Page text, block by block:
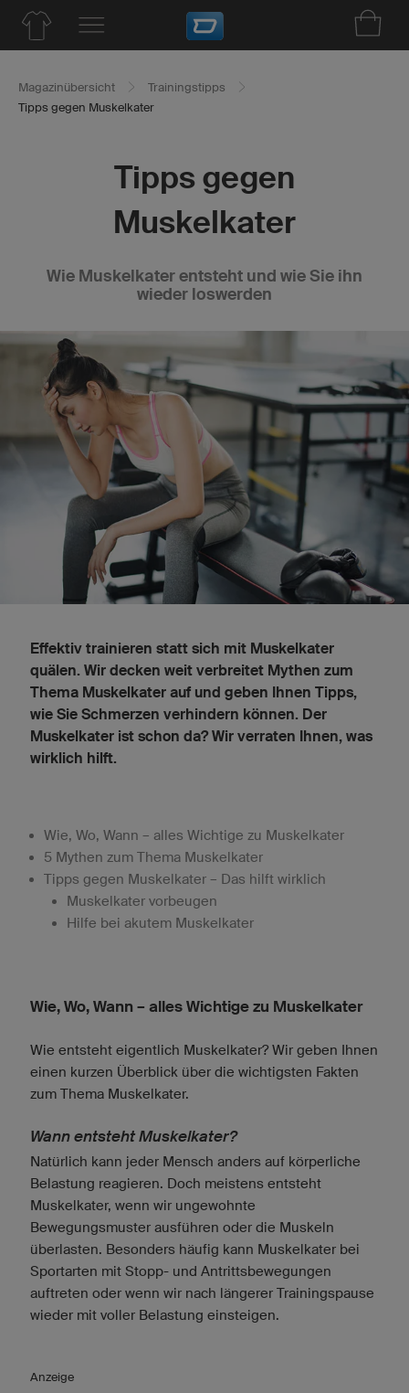
Magazinübersicht
Trainingstipps
Tipps gegen Muskelkater
Tipps gegen
Muskelkater
Wie Muskelkater entsteht und wie Sie ihn
wieder loswerden
Effektiv trainieren statt sich mit Muskelkater
quälen. Wir decken weit verbreitet Mythen zum
Thema Muskelkater auf und geben Ihnen Tipps,
wie Sie Schmerzen verhindern können. Der
Muskelkater ist schon da? Wir verraten Ihnen, was
wirklich hilft.
Wie, Wo, Wann – alles Wichtige zu Muskelkater
5 Mythen zum Thema Muskelkater
Tipps gegen Muskelkater – Das hilft wirklich
Muskelkater vorbeugen
Hilfe bei akutem Muskelkater
Wie, Wo, Wann – alles Wichtige zu Muskelkater
Wie entsteht eigentlich Muskelkater? Wir geben Ihnen
einen kurzen Überblick über die wichtigsten Fakten
zum Thema Muskelkater.
Wann entsteht Muskelkater?
Natürlich kann jeder Mensch anders auf körperliche
Belastung reagieren. Doch meistens entsteht
Muskelkater, wenn wir ungewohnte
Bewegungsmuster ausführen oder die Muskeln
überlasten. Besonders häufig kann Muskelkater bei
Sportarten mit Stopp- und Antrittsbewegungen
auftreten oder wenn wir nach längerer Trainingspause
wieder mit voller Belastung einsteigen.
Anzeige